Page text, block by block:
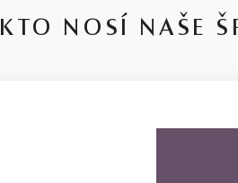
KTO NOSÍ NAŠE